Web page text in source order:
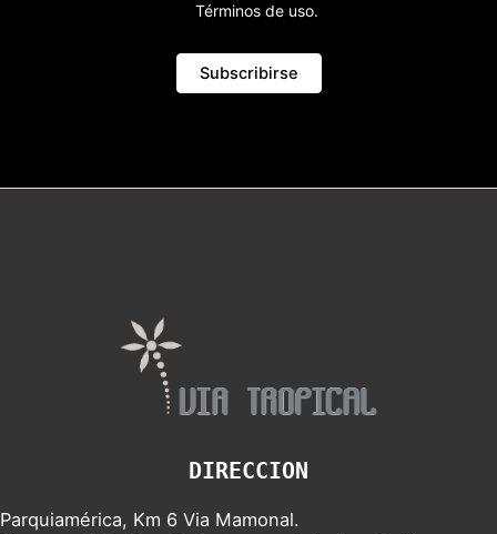
Términos de uso.
DIRECCION
Parquiamérica, Km 6 Via Mamonal.